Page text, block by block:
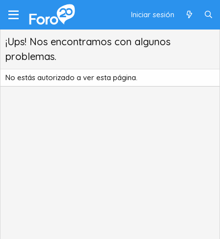
Iniciar sesión
¡Ups! Nos encontramos con algunos
problemas.
No estás autorizado a ver esta página.